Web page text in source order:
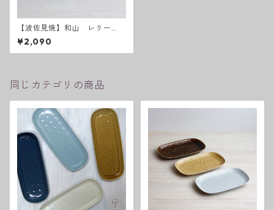
【波佐見焼】和山 レリー
フ・フラワーパレード長皿
うす瑠璃
¥2,090
同じカテゴリの商品